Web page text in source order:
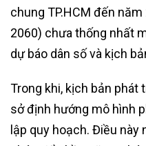
chung TP.HCM đến
2060) chưa thống nhất
dự báo dân số và kịch
Trong khi, kịch bản phát
sở định hướng mô hình
lập quy hoạch. Điều